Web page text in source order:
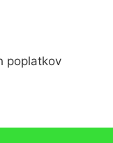
poplatkov